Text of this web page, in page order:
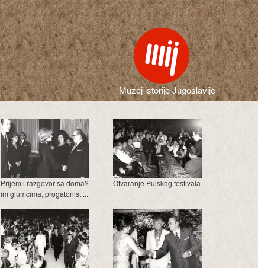
Muzej istorije Jugoslavije
Prijem i razgovor sa doma?
im glumcima, progatonist ...
Otvaranje Pulskog festivala